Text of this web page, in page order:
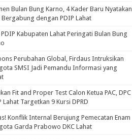
Bulan Bung Karno, 4 Kader Baru Nyatakan
Bergabung dengan PDIP Lahat
PDIP Kabupaten Lahat Peringati Bulan Bung
Perubahan Global, Firdaus Intruksikan
SMSI Jadi Pemandu Informasi yang
Fit and Proper Test Calon Ketua PAC, DPC
Lahat Targetkan 9 Kursi DPRD
Konflik Internal Berujung Pemecatan Enam
Garda Prabowo DKC Lahat